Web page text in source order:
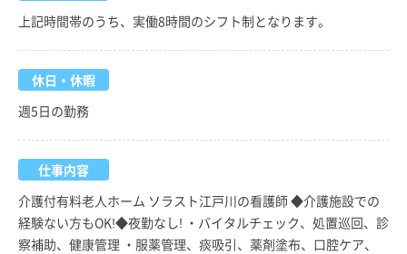
上記時間帯のうち、実働8時間のシフト制となります。
休日・休暇
週5日の勤務
仕事内容
介護付有料老人ホーム ソラスト江戸川の看護師 ◆介護施設での
経験ない方もOK!◆夜勤なし! ・バイタルチェック、処置巡回、診
察補助、健康管理 ・服薬管理、痰吸引、薬剤塗布、口腔ケア、